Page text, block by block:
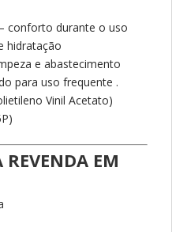
conforto durante o uso
hidratação
e abastecimento
para uso frequente .
Vinil Acetato)
EM